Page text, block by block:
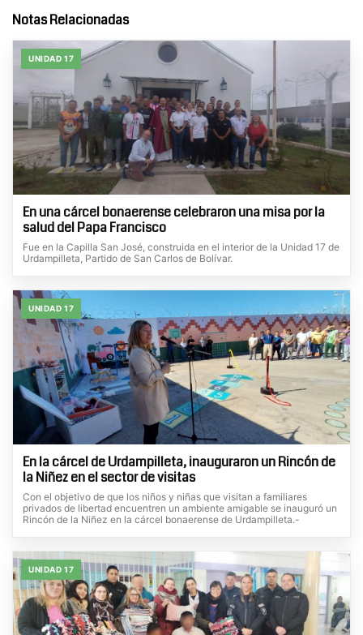
Notas Relacionadas
UNIDAD 17
En una cárcel bonaerense celebraron una misa por la
salud del Papa Francisco
Fue en la Capilla San José, construida en el interior de la Unidad 17 de
Urdampilleta, Partido de San Carlos de Bolívar.
UNIDAD 17
En la cárcel de Urdampilleta, inauguraron un Rincón de
la Niñez en el sector de visitas
Con el objetivo de que los niños y niñas que visitan a familiares
privados de libertad encuentren un ambiente amigable se inauguró un
Rincón de la Niñez en la cárcel bonaerense de Urdampilleta.-
UNIDAD 17